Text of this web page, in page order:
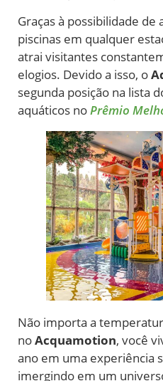
Graças à possibilidade
piscinas em qualquer
atrai visitantes
elogios. Devido a isso, o
segunda posição na lista
aquáticos noPrêmio
Não importa a
noAcquamotion, você
ano em uma experiência
imergindo em um